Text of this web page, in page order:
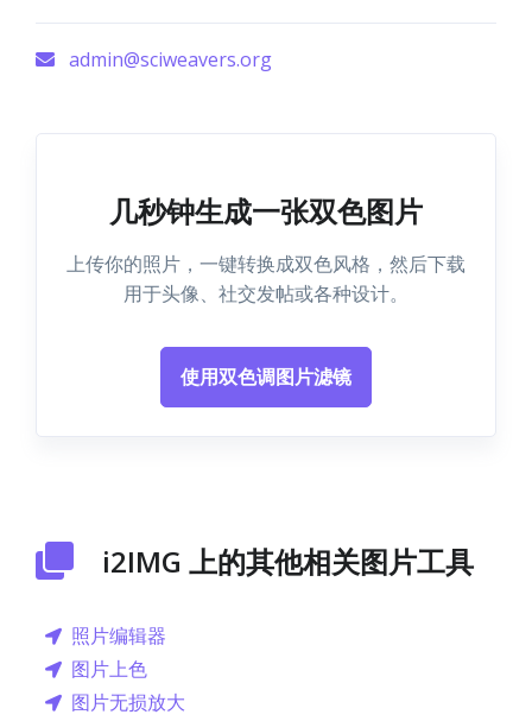
admin@sciweavers.org
几秒钟生成一张双色图片
上传你的照片，一键转换成双色风格，然后下载
用于头像、社交发帖或各种设计。
使用双色调图片滤镜
i2IMG 上的其他相关图片工具
照片编辑器
图片上色
图片无损放大